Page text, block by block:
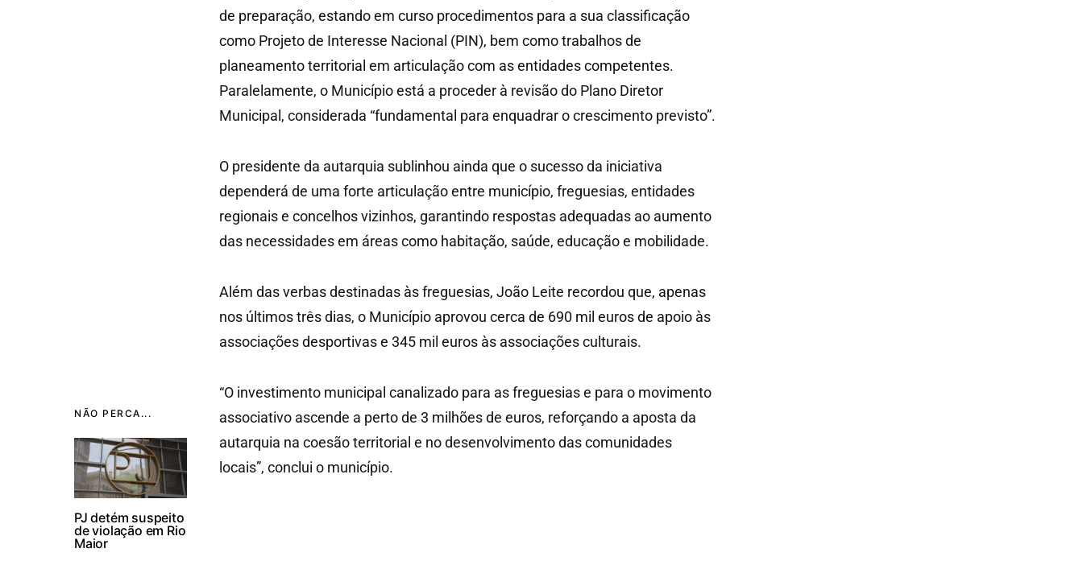
NÃO PERCA...
PJ detém suspeito
de violação em Rio
Maior
de preparação, estando em curso procedimentos para a sua classificação
como Projeto de Interesse Nacional (PIN), bem como trabalhos de
planeamento territorial em articulação com as entidades competentes.
Paralelamente, o Município está a proceder à revisão do Plano Diretor
Municipal, considerada “fundamental para enquadrar o crescimento previsto”.
O presidente da autarquia sublinhou ainda que o sucesso da iniciativa
dependerá de uma forte articulação entre município, freguesias, entidades
regionais e concelhos vizinhos, garantindo respostas adequadas ao aumento
das necessidades em áreas como habitação, saúde, educação e mobilidade.
Além das verbas destinadas às freguesias, João Leite recordou que, apenas
nos últimos três dias, o Município aprovou cerca de 690 mil euros de apoio às
associações desportivas e 345 mil euros às associações culturais.
“O investimento municipal canalizado para as freguesias e para o movimento
associativo ascende a perto de 3 milhões de euros, reforçando a aposta da
autarquia na coesão territorial e no desenvolvimento das comunidades
locais”, conclui o município.